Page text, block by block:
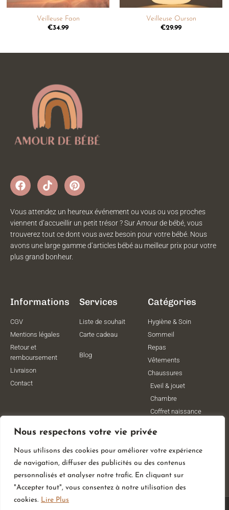
Nous respectons votre vie privée
Nous utilisons des cookies pour améliorer votre expérience
de navigation, diffuser des publicités ou des contenus
personnalisés et analyser notre trafic. En cliquant sur
"Accepter tout", vous consentez à notre utilisation des
cookies. Lire Plus
Veilleuse Faon
€34.99
Veilleuse Ourson
€29.99
Vous attendez un heureux événement ou vous ou vos proches
viennent d’accueillir un petit trésor ? Sur Amour de bébé, vous
trouverez tout ce dont vous avez besoin pour votre bébé. Nous
avons une large gamme d’articles bébé au meilleur prix pour votre
plus grand bonheur.
Informations
CGV
Mentions légales
Retour et
remboursement
Livraison
Contact
Services
Liste de souhait
Carte cadeau
Blog
Catégories
Hygiène & Soin
Sommeil
Repas
Vêtements
Chaussures
Eveil & jouet
Chambre
Coffret naissance
Vêtements de
grossesse
Lithothérapie
Poussettes